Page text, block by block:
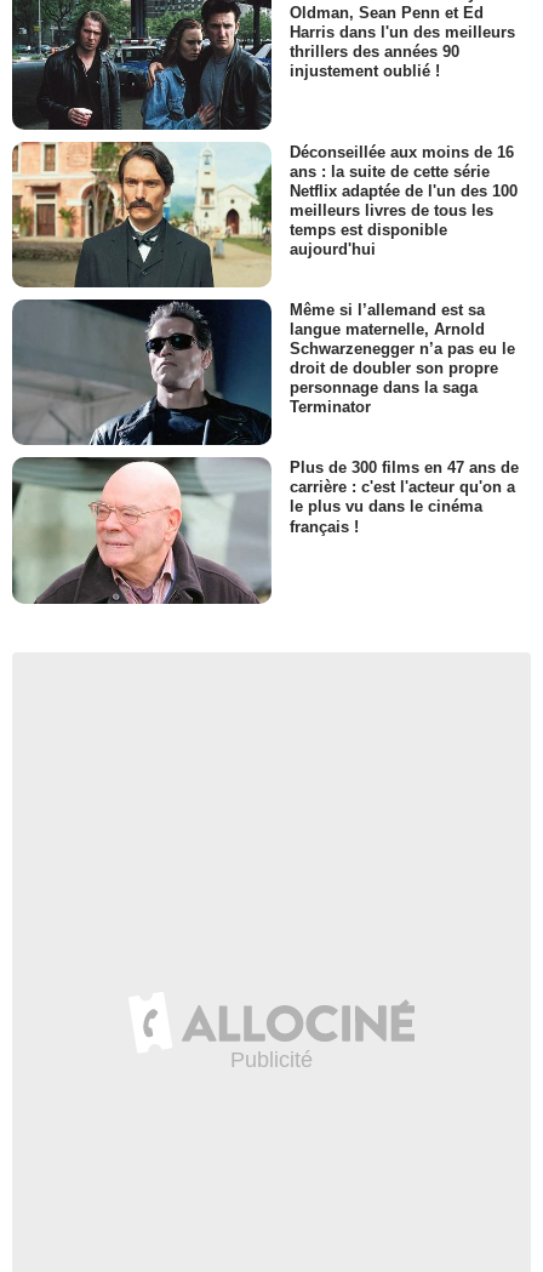
Oldman, Sean Penn et Ed
Harris dans l'un des meilleurs
thrillers des années 90
injustement oublié !
Déconseillée aux moins de 16
ans : la suite de cette série
Netflix adaptée de l'un des 100
meilleurs livres de tous les
temps est disponible
aujourd'hui
Même si l’allemand est sa
langue maternelle, Arnold
Schwarzenegger n’a pas eu le
droit de doubler son propre
personnage dans la saga
Terminator
Plus de 300 films en 47 ans de
carrière : c'est l'acteur qu'on a
le plus vu dans le cinéma
français !